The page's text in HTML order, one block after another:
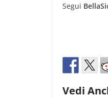
Segui
Vedi